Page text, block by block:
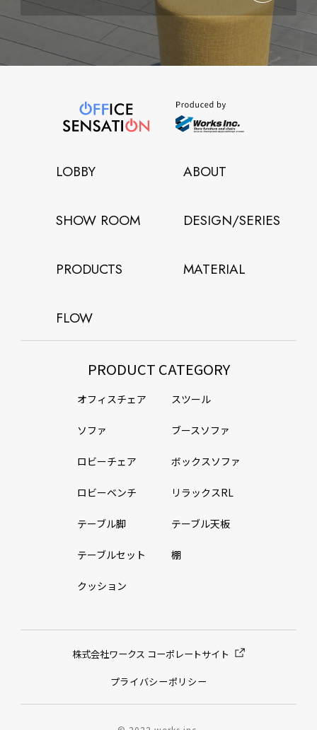
LOBBY ABOUT
SHOW ROOM DESIGN/SERIES
PRODUCTS MATERIAL
FLOW
PRODUCT CATEGORY
オフィスチェア スツール
ソファ ブースソファ
ロビーチェア ボックスソファ
ロビーベンチ リラックスRL
テーブル脚 テーブル天板
テーブルセット 棚
クッション
株式会社ワークス コーポレートサイト
プライバシーポリシー